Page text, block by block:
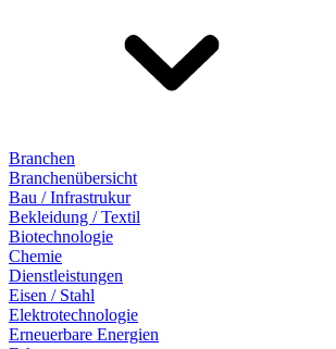
Branchen
Branchenübersicht
Bau / Infrastrukur
Bekleidung / Textil
Biotechnologie
Chemie
Dienstleistungen
Eisen / Stahl
Elektrotechnologie
Erneuerbare Energien